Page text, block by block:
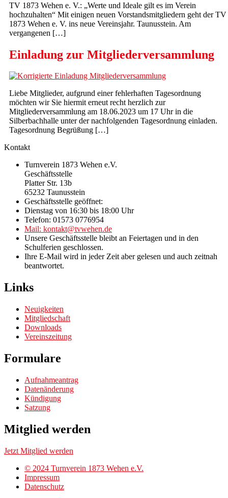
TV 1873 Wehen e. V.: „Werte und Ideale gilt es im Verein
hochzuhalten“ Mit einigen neuen Vorstandsmitgliedern geht der TV
1873 Wehen e. V. ins neue Vereinsjahr. Taunusstein. Am
vergangenen […]
Einladung zur Mitgliederversammlung
Liebe Mitglieder, aufgrund einer fehlerhaften Tagesordnung
möchten wir Sie hiermit erneut recht herzlich zur
Mitgliederversammlung am 18.06.2023 um 17 Uhr in die
Silberbachhalle unter der nachfolgenden Tagesordnung einladen.
Tagesordnung Begrüßung […]
Kontakt
Turnverein 1873 Wehen e.V.
Geschäftsstelle
Platter Str. 13b
65232 Taunusstein
Geschäftsstelle geöffnet:
Dienstag von 16:30 bis 18:00 Uhr
Telefon: 01573 0776954
Mail: kontakt@tvwehen.de
Unsere Geschäftsstelle bleibt an Feiertagen und in den
Schulferien geschlossen.
Ihre E-Mail wird in jeder Zeit aber gelesen und auch zeitnah
beantwortet.
Links
Neuigkeiten
Mitgliedschaft
Downloads
Vereinszeitung
Formulare
Aufnahmeantrag
Datenänderung
Kündigung
Satzung
Mitglied werden
Jetzt Mitglied werden
© 2024 Turnverein 1873 Wehen e.V.
Impressum
Datenschutz